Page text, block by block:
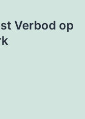
Verbod op